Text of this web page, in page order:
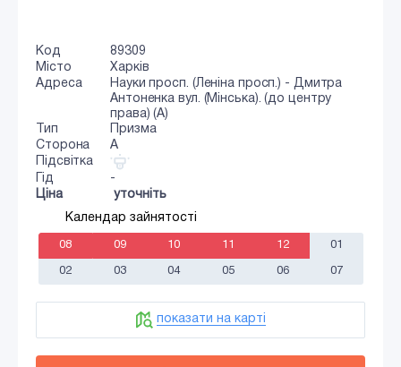
Код
89309
Місто
Харків
Адреса
Науки просп. (Леніна просп.) - Дмитра
Антоненка вул. (Мінська). (до центру
права) (А)
Тип
Призма
Сторона
A
Підсвітка
Гід
-
Ціна
уточніть
Календар зайнятості
08 09 10 11 12 01
02 03 04 05 06 07
показати на карті